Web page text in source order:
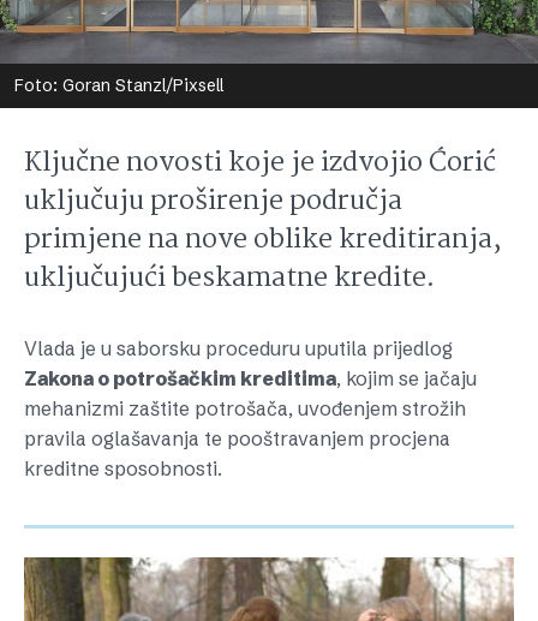
Foto: Goran Stanzl/Pixsell
Ključne novosti koje je izdvojio Ćorić
uključuju proširenje područja
primjene na nove oblike kreditiranja,
uključujući beskamatne kredite.
Vlada je u saborsku proceduru uputila prijedlog
Zakona o potrošačkim kreditima, kojim se jačaju
mehanizmi zaštite potrošača, uvođenjem strožih
pravila oglašavanja te pooštravanjem procjena
kreditne sposobnosti.